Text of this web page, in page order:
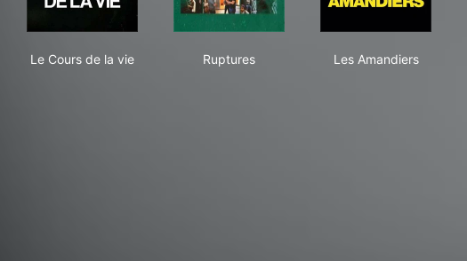
Le Cours de la vie
Ruptures
Les Amandiers